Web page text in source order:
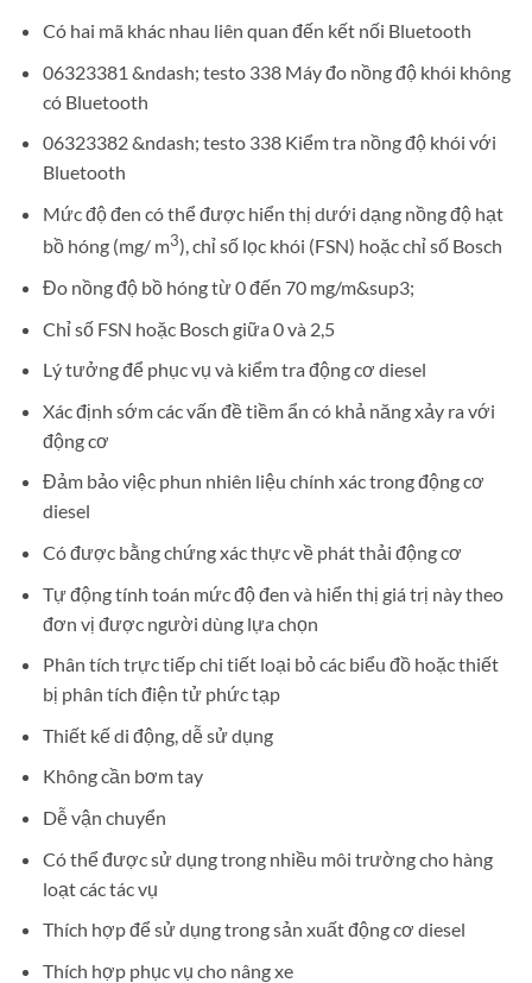
Có hai mã khác nhau liên quan đến kết nối Bluetooth
06323381 &ndash; testo 338 Máy đo nồng độ khói không
có Bluetooth
06323382 &ndash; testo 338 Kiểm tra nồng độ khói với
Bluetooth
Mức độ đen có thể được hiển thị dưới dạng nồng độ hạt
bồ hóng (mg/ m3), chỉ số lọc khói (FSN) hoặc chỉ số Bosch
Đo nồng độ bồ hóng từ 0 đến 70 mg/m&sup3;
Chỉ số FSN hoặc Bosch giữa 0 và 2,5
Lý tưởng để phục vụ và kiểm tra động cơ diesel
Xác định sớm các vấn đề tiềm ẩn có khả năng xảy ra với
động cơ
Đảm bảo việc phun nhiên liệu chính xác trong động cơ
diesel
Có được bằng chứng xác thực về phát thải động cơ
Tự động tính toán mức độ đen và hiển thị giá trị này theo
đơn vị được người dùng lựa chọn
Phân tích trực tiếp chi tiết loại bỏ các biểu đồ hoặc thiết
bị phân tích điện tử phức tạp
Thiết kế di động, dễ sử dụng
Không cần bơm tay
Dễ vận chuyển
Có thể được sử dụng trong nhiều môi trường cho hàng
loạt các tác vụ
Thích hợp để sử dụng trong sản xuất động cơ diesel
Thích hợp phục vụ cho nâng xe